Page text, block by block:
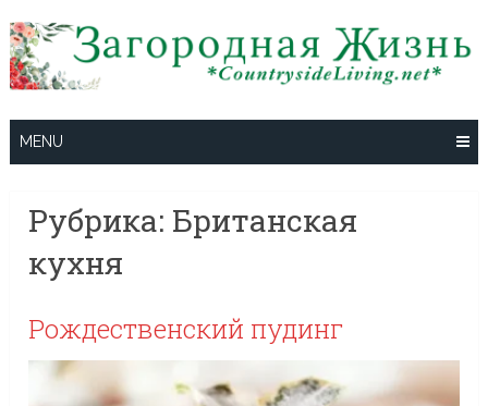
to
content
MENU
Рубрика: Британская
кухня
Рождественский пудинг